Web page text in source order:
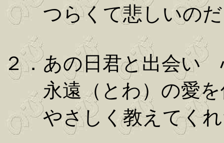
つらくて悲しいのだ
２．あの日君と出会い
永遠（とわ）の愛を
やさしく教えてくれ